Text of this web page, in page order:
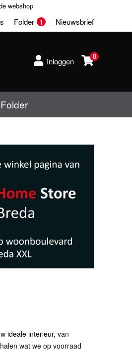
webshop
Folder 1 Nieuwsbrief
Inloggen 0
Folder
ideale interieur, van
wat we op voorraad